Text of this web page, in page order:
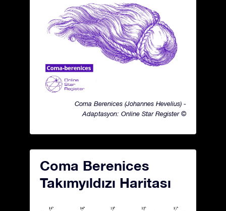
Coma Berenices (Johannes Hevelius) -
Adaptasyon: Online Star Register ©
Coma Berenices
Takımyıldızı Haritası